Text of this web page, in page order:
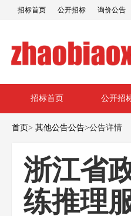
招标首页 公开招标 询价公告
招标首页 公开招
首页> 其他公告公告>公告详情
浙江省
练推理